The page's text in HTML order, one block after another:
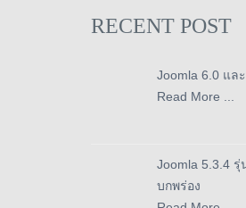
RECENT POST
Joomla 6.0 แล
Read More ...
Joomla 5.3.4
บกพร่อง